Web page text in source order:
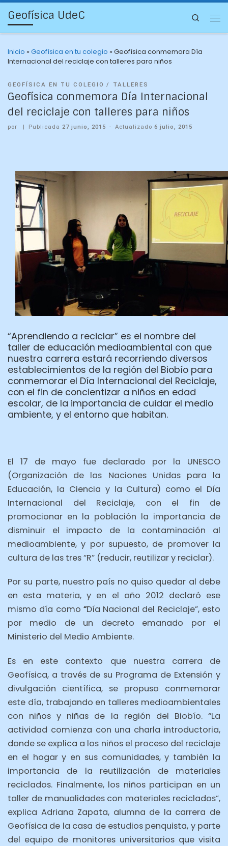
Geofísica UdeC Search
Inicio »Geofísica en tu colegio »Geofísica conmemora Día
Internacional del reciclaje con talleres para niños
GEOFÍSICA EN TU COLEGIO TALLERES
Geofísica conmemora Día Internacional
del reciclaje con talleres para niños
por | Publicada27 junio, 2015 - Actualizado6 julio, 2015
“Aprendiendo a reciclar” es el nombre del
taller de educación medioambiental con que
nuestra carrera estará recorriendo diversos
establecimientos de la región del Biobío para
conmemorar el Día Internacional del Reciclaje,
con el fin de concientizar a niños en edad
escolar, de la importancia de cuidar el medio
ambiente, y el entorno que habitan.
El 17 de mayo fue declarado por la UNESCO
(Organización de las Naciones Unidas para la
Educación, la Ciencia y la Cultura) como el Día
Internacional del Reciclaje, con el fin de
promocionar en la población la importancia de
disminuir el impacto de la contaminación al
medioambiente, y por supuesto, de promover la
cultura de las tres “R” (reducir, reutilizar y reciclar).
Por su parte, nuestro país no quiso quedar al debe
en esta materia, y en el año 2012 declaró ese
mismo día como “Día Nacional del Reciclaje”, esto
por medio de un decreto emanado por el
Ministerio del Medio Ambiente.
Es en este contexto que nuestra carrera de
Geofísica, a través de su Programa de Extensión y
divulgación científica, se propuso conmemorar
este día, trabajando en talleres medioambientales
con niños y niñas de la región del Biobío. “La
actividad comienza con una charla introductoria,
donde se explica a los niños el proceso del reciclaje
en el hogar y en sus comunidades, y también la
importancia de la reutilización de materiales
reciclados. Finalmente, los niños participan en un
taller de manualidades con materiales reciclados”,
explica Adriana Zapata, alumna de la carrera de
Geofísica de la casa de estudios penquista, y parte
del equipo de monitores universitarios que visita